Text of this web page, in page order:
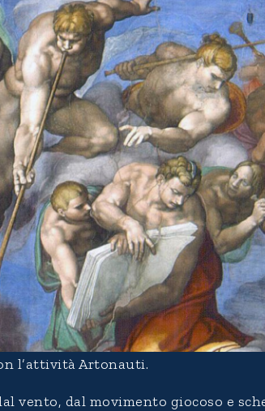
l’attività Artonauti.
vento, dal movimento giocoso e